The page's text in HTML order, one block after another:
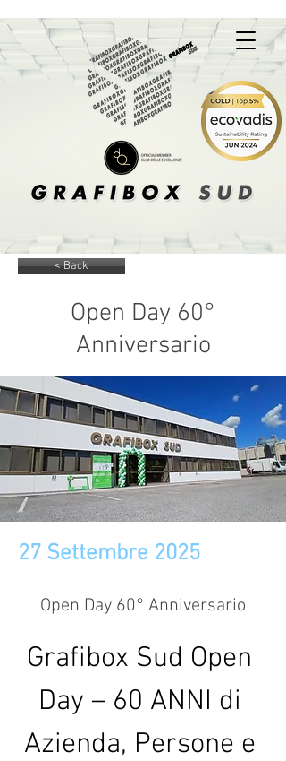
A Box Of Solutions
< Back
Open Day 60°
Anniversario
27 Settembre 2025
Open Day 60° Anniversario
Grafibox Sud Open
Day – 60 ANNI di
Azienda, Persone e